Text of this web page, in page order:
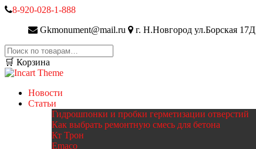
8-920-028-1-888
Gkmonument@mail.ru
г. Н.Новгород ул.Борская 17Д
Искать:
🛒 Корзина
Новости
Статьи
Гидрошпонки и пробки герметизации отверстий
Как выбрать ремонтную смесь для бетона
Кт Трон
Emaco